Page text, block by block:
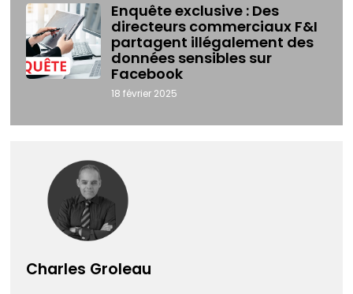
Enquête exclusive : Des
directeurs commerciaux F&I
partagent illégalement des
données sensibles sur
Facebook
18 février 2025
Charles Groleau